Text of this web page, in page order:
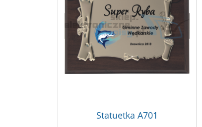
Statuetka A701